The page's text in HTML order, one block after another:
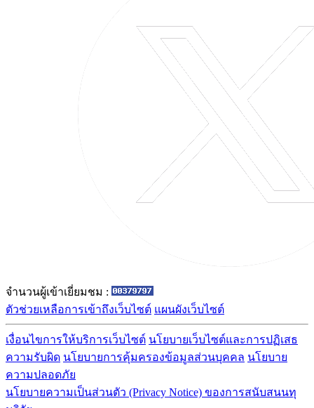
จำนวนผู้เข้าเยี่ยมชม :
ตัวช่วยเหลือการเข้าถึงเว็บไซต์ แผนผังเว็บไซต์
เงื่อนไขการให้บริการเว็บไซต์ นโยบายเว็บไซต์และการปฏิเสธ
ความรับผิด นโยบายการคุ้มครองข้อมูลส่วนบุคคล นโยบาย
ความปลอดภัย
นโยบายความเป็นส่วนตัว (Privacy Notice) ของการสนับสนนทุ